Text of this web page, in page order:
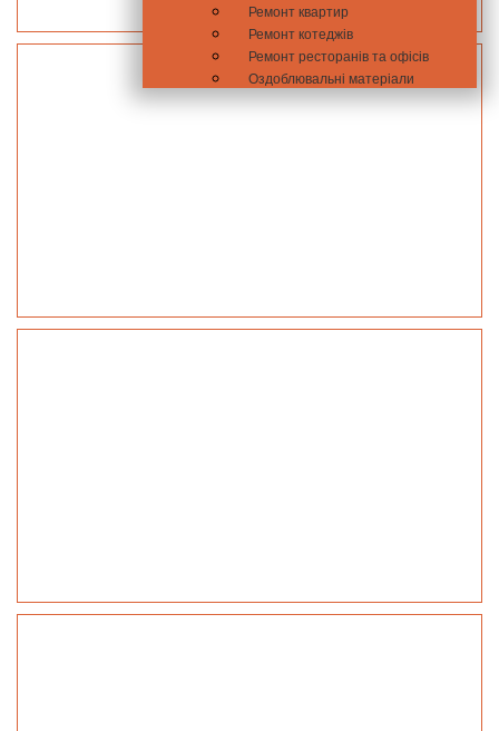
Ремонт квартир
Ремонт котеджів
Ремонт ресторанів та офісів
Оздоблювальні матеріали